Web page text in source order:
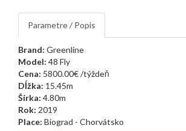
Parametre / Popis
Brand: Greenline
Model: 48 Fly
Cena: 5800.00€ /týždeň
Dĺžka: 15.45m
Šírka: 4.80m
Rok: 2019
Place: Biograd - Chorvátsko